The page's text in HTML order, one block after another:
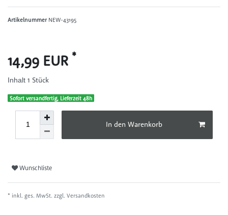
Artikelnummer NEW-43195
14,99 EUR *
Inhalt 1 Stück
Sofort versandfertig, Lieferzeit 48h
In den Warenkorb
Wunschliste
* inkl. ges. MwSt. zzgl. Versandkosten